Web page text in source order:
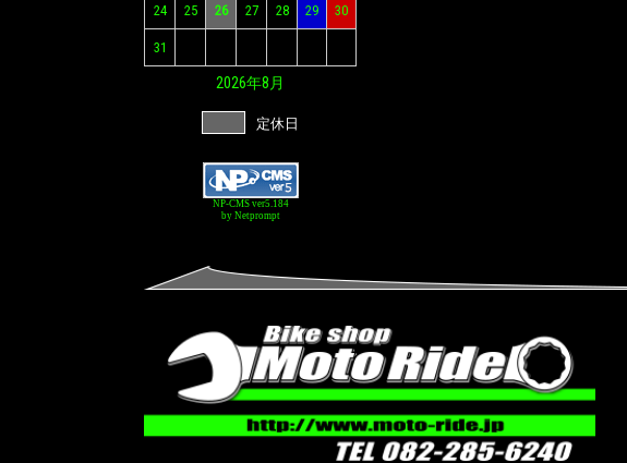
24 25 26 27 28 29 30
31
2026年8月
定休日
NP-CMS ver5.184
by Netprompt